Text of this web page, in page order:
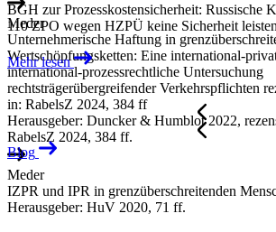
Meder
Unternehmerische Haftung in
Wertschöpfungsketten: Eine international-
international-prozessrechtliche Untersuchung
rechtsträgerübergreifender Verkehrspflichten
in: RabelsZ 2024, 384 ff
Herausgeber: Duncker & Humblot 2022,
RabelsZ 2024, 384 ff.
Meder
IZPR und IPR in grenzüberschreitenden
Herausgeber: HuV 2020, 71 ff.
BGH zur Prozesskostensicherheit: Russische
110 ZPO wegen HZPÜ keine Sicherheit
Mehr lesen
Blog